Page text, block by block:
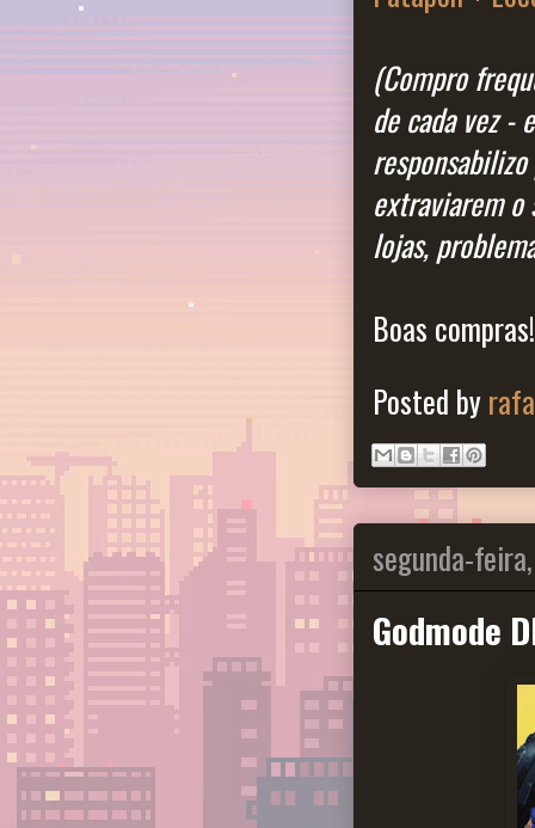
(Compro
de cada vez -
extraviarem
lojas,
Boas compras!
Posted by
segunda-
Godmode